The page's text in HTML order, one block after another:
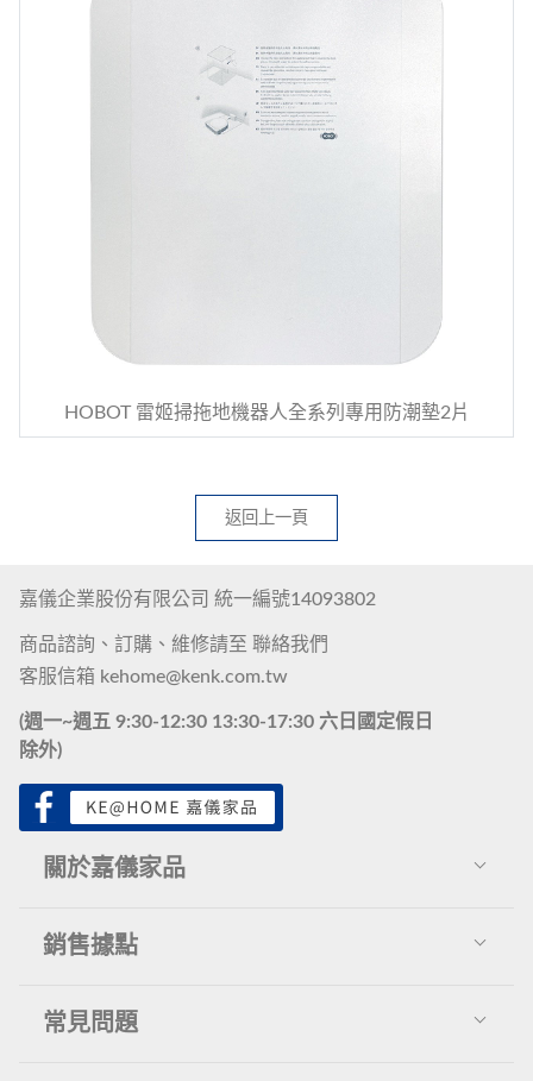
HOBOT 雷姬掃拖地機器人全系列專用防潮墊2片
返回上一頁
嘉儀企業股份有限公司 統一編號14093802
商品諮詢、訂購、維修請至 聯絡我們
客服信箱 kehome@kenk.com.tw
(週一~週五 9:30-12:30 13:30-17:30 六日國定假日
除外)
關於嘉儀家品
關於我們
銷售據點
展示中心
常見問題